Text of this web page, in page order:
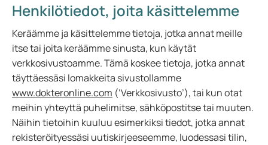
Henkilötiedot, joita käsittelemme
Keräämme ja käsittelemme tietoja, jotka annat meille
itse tai joita keräämme sinusta, kun käytät
verkkosivustoamme. Tämä koskee tietoja, jotka annat
täyttäessäsi lomakkeita sivustollamme
www.dokteronline.com (‘Verkkosivusto’), tai kun otat
meihin yhteyttä puhelimitse, sähköpostitse tai muuten.
Näihin tietoihin kuuluu esimerkiksi tiedot, jotka annat
rekisteröityessäsi uutiskirjeeseemme, luodessasi tilin,